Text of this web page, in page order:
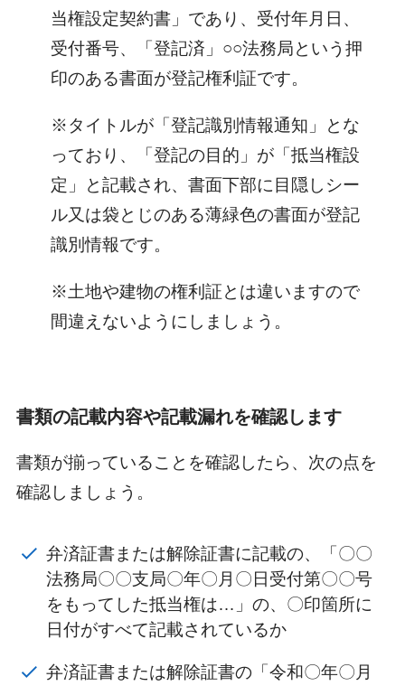
当権設定契約書」であり、受付年月日、
受付番号、「登記済」○○法務局という押
印のある書面が登記権利証です。
※タイトルが「登記識別情報通知」とな
っており、「登記の目的」が「抵当権設
定」と記載され、書面下部に目隠しシー
ル又は袋とじのある薄緑色の書面が登記
識別情報です。
※土地や建物の権利証とは違いますので
間違えないようにしましょう。
書類の記載内容や記載漏れを確認します
書類が揃っていることを確認したら、次の点を
確認しましょう。
弁済証書または解除証書に記載の、「〇〇
法務局〇〇支局〇年〇月〇日受付第〇〇号
をもってした抵当権は…」の、〇印箇所に
日付がすべて記載されているか
弁済証書または解除証書の「令和〇年〇月